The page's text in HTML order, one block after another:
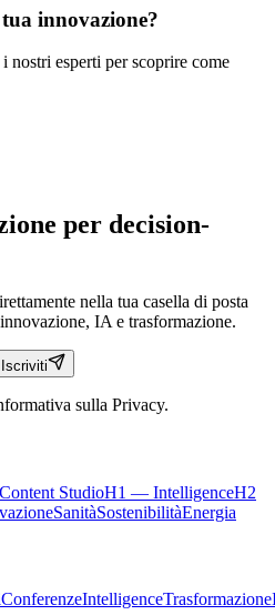
innovazione?
nostri esperti per scoprire come
per decision-
nella tua casella di posta
IA e trasformazione.
Iscriviti
sulla Privacy.
Content StudioH1 — IntelligenceH2
SanitàSostenibilitàEnergia
ConferenzeIntelligenceTrasformazione